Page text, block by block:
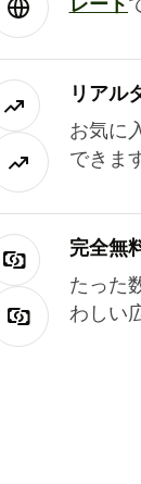
リアル
お気に
できま
完全無
たった
わしい